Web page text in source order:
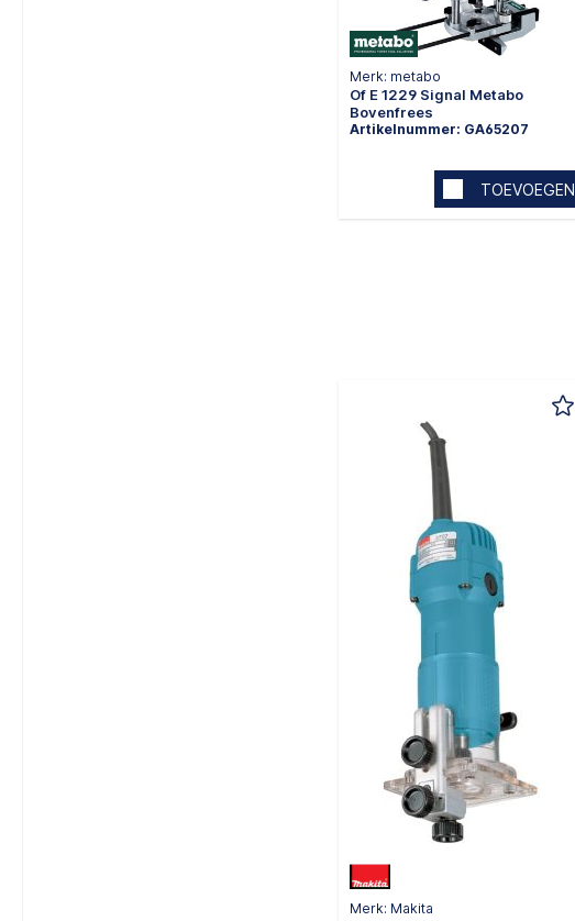
Merk: metabo
Of E 1229 Signal Metabo
Bovenfrees
Artikelnummer: GA65207
TOEVOEGEN
Merk: Makita